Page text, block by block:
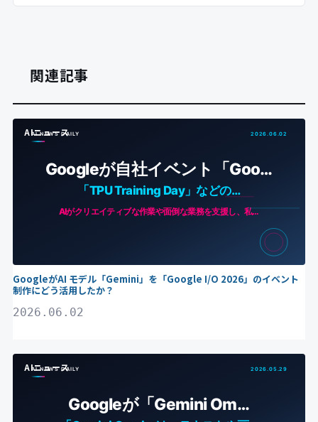
関連記事
AIニュース
GoogleがAI モデル「Gemini」を「Google I/O 2026」のイベント
制作にどう活用したか？
2026.06.02
AIニュース